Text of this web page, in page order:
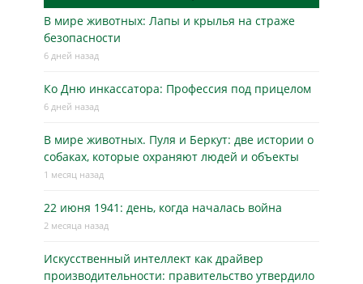
В мире животных: Лапы и крылья на страже
безопасности
6 дней назад
Ко Дню инкассатора: Профессия под прицелом
6 дней назад
В мире животных. Пуля и Беркут: две истории о
собаках, которые охраняют людей и объекты
1 месяц назад
22 июня 1941: день, когда началась война
2 месяца назад
Искусственный интеллект как драйвер
производительности: правительство утвердило